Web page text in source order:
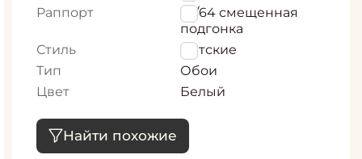
Раппорт
32/64 смещенная
подгонка
Стиль
Детские
Тип
Обои
Цвет
Белый
Найти похожие